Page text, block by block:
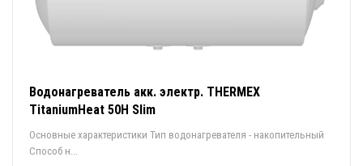
Водонагреватель акк. электр. THERMEX
TitaniumHeat 50Н Slim
Основные характеристики Тип водонагревателя - накопительный
Способ н...